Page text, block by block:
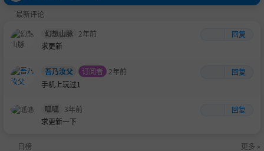
最新评论
幻想山脉 2年前
回复
求更新
吾乃汝父 订阅者 2年前
回复
手机上玩过1
呱呱 3年前
回复
求更新一下
日榜 更多 »